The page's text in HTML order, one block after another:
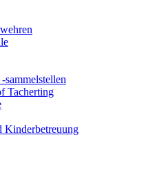
Tacherting
Kinderbetreuung